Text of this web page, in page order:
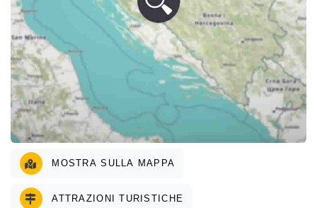
MOSTRA SULLA MAPPA
ATTRAZIONI TURISTICHE